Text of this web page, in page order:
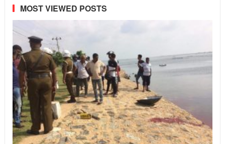
MOST VIEWED POSTS